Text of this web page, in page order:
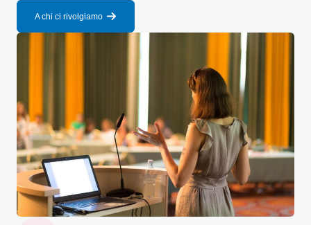
A chi ci rivolgiamo